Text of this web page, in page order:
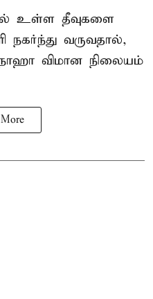
உள்ள தீவுகளை
நகர்ந்து வருவதால்,
விமான நிலையம்